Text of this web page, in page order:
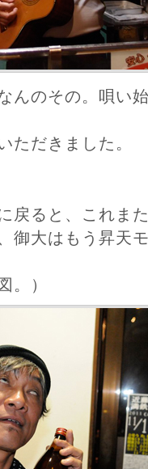
んのその。唄い
ただきました。
戻ると、これま
御大はもう昇天
。）